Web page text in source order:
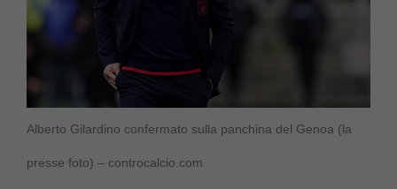
Alberto Gilardino confermato sulla panchina del Genoa (la
presse foto) – controcalcio.com